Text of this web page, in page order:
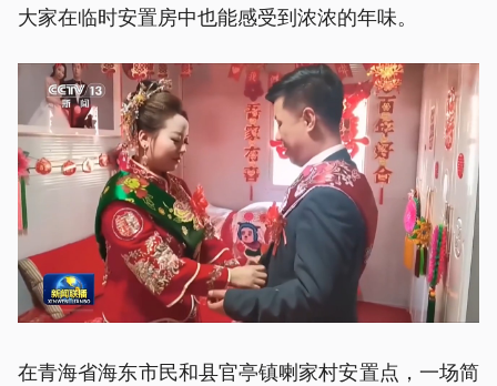
大家在临时安置房中也能感受到浓浓的年味。
在青海省海东市民和县官亭镇喇家村安置点，一场简